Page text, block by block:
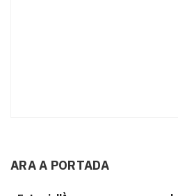
ARA A PORTADA